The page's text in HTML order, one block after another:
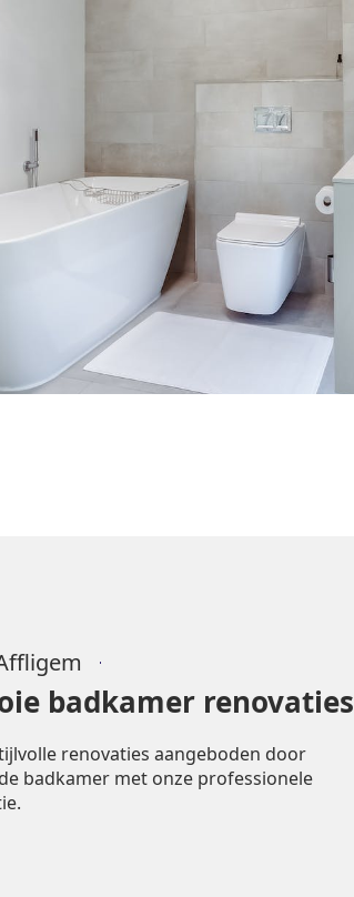
badkamer renovaties
renovaties aangeboden door
badkamer met onze professionele